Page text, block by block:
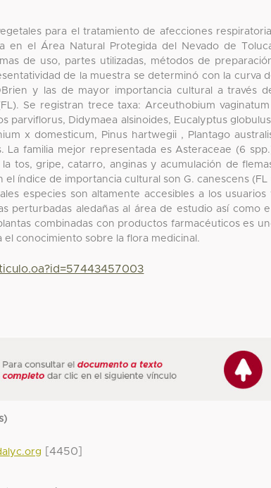
para el tratamiento de afecciones
en el Área Natural Protegida del Nevado de
de uso, partes utilizadas, métodos de
de la muestra se determinó con la curva
y las de mayor importancia cultural a través
Se registran trece taxa: Arceuthobium
parviflorus, Didymaea alsinoides, Eucalyptus
x domesticum, Pinus hartwegii , Plantago
La familia mejor representada es Asteraceae (6
tos, gripe, catarro, anginas y acumulación de
índice de importancia cultural son G. canescens (FL
especies son altamente accesibles a los usuarios
perturbadas aledañas al área de estudio así como
combinadas con productos farmacéuticos es
conocimiento sobre la flora medicinal.
[4450]